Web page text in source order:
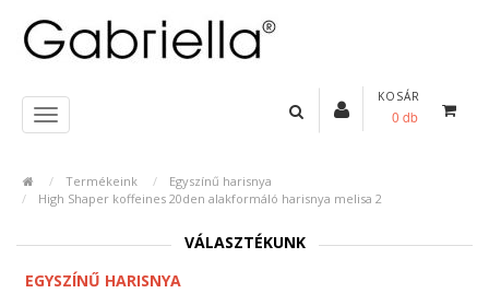
KOSÁR
0 db
Termékeink
Egyszínű harisnya
High Shaper koffeines 20den alakformáló harisnya melisa 2
VÁLASZTÉKUNK
EGYSZÍNŰ HARISNYA